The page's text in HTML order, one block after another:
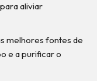
aliviar
melhores fontes de
e a purificar o